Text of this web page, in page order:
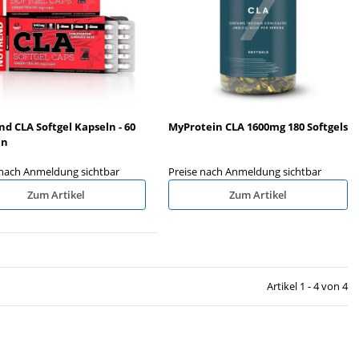
CLA Softgel Kapseln - 60
Anmeldung sichtbar
Zum Artikel
MyProtein CLA 1600mg 180 Softgels
Preise nach Anmeldung sichtbar
Zum Artikel
Artikel 1 - 4 von 4
nach Anmeldung sichtbar
ESN HydroCharge
Preise nach Anmeldung